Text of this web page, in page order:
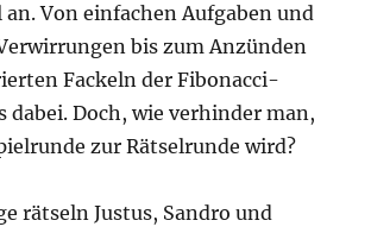
an. Von einfachen Aufgaben und
bis zum Anzünden
Fackeln der Fibonacci-
dabei. Doch, wie verhinder man,
zur Rätselrunde wird?
rätseln Justus, Sandro und